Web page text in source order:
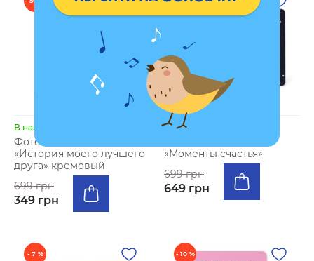
В наличии
Фотоальбом для собачки
«История моего лучшего
друга» кремовый
699 грн
349 грн
В наличии
«Моменты счастья»
699 грн
649 грн
- 7 % - 10 %